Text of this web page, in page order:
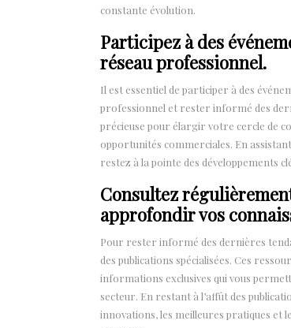
constante évolution.
Participez à des
réseau professionnel.
Il est essentiel de participer à des
professionnel et rester informé des
précieuse pour élargir votre cercle de
opportunités commerciales. En
restez à la pointe des développements
Consultez
approfondir vos
Pour rester informé des dernières
des publications spécialisées. Ces
informations exclusives qui vous
secteur. En restant à l’affût des
innovations, les meilleures pratiques et